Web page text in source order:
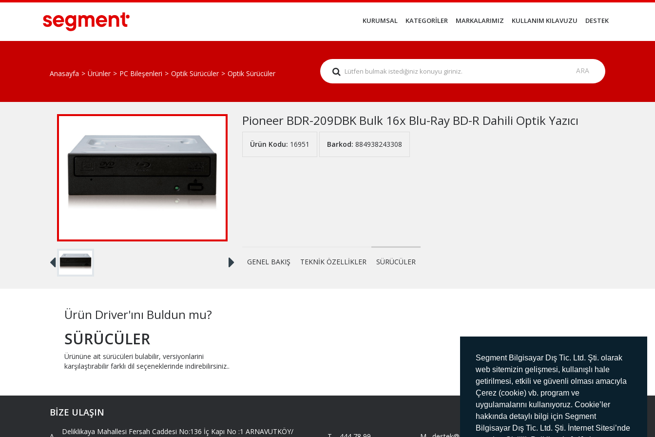
Segment Bilgisayar Dış Tic. Ltd. Şti. olarak
web sitemizin gelişmesi, kullanışlı hale
getirilmesi, etkili ve güvenli olması amacıyla
Çerez (cookie) vb. program ve
uygulamalarını kullanıyoruz. Cookie’ler
hakkında detaylı bilgi için Segment
Bilgisayar Dış Tic. Ltd. Şti. İnternet Sitesi’nde
KURUMSAL KATEGORİLER MARKALARIMIZ KULLANIM KILAVUZU DESTEK
Anasayfa Ürünler PC Bileşenleri Optik Sürücüler Optik Sürücüler
Pioneer BDR-209DBK Bulk 16x Blu-Ray BD-R Dahili Optik Yazıcı
Ürün Kodu: 16951 Barkod: 884938243308
GENEL BAKIŞ TEKNİK ÖZELLİKLER SÜRÜCÜLER
Ürün Driver'ını Buldun mu?
SÜRÜCÜLER
Ürününe ait sürücüleri bulabilir, versiyonlarini
karşılaştırabilir farklı dil seçeneklerinde indirebilirsiniz..
BİZE ULAŞIN
Deliklikaya Mahallesi Fersah Caddesi No:136 İç Kapı No :1 ARNAVUTKÖY/